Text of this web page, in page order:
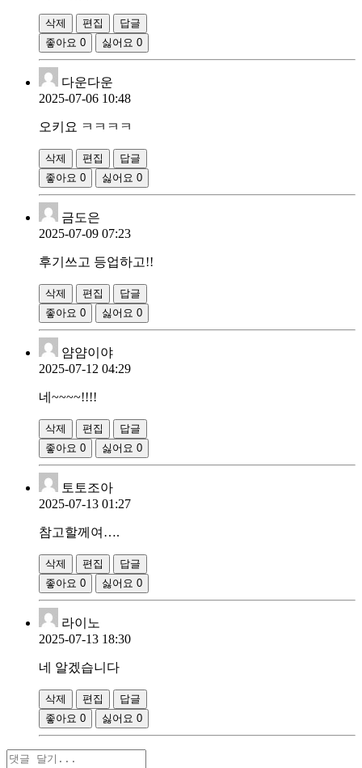
삭제 편집
답글
좋아요 0 싫어요 0
다운다운
2025-07-06 10:48
오키요 ㅋㅋㅋㅋ
삭제 편집
답글
좋아요 0 싫어요 0
금도은
2025-07-09 07:23
후기쓰고 등업하고!!
삭제 편집
답글
좋아요 0 싫어요 0
얌얌이야
2025-07-12 04:29
네~~~~!!!!
삭제 편집
답글
좋아요 0 싫어요 0
토토조아
2025-07-13 01:27
참고할께여….
삭제 편집
답글
좋아요 0 싫어요 0
라이노
2025-07-13 18:30
네 알겠습니다
삭제 편집
답글
좋아요 0 싫어요 0